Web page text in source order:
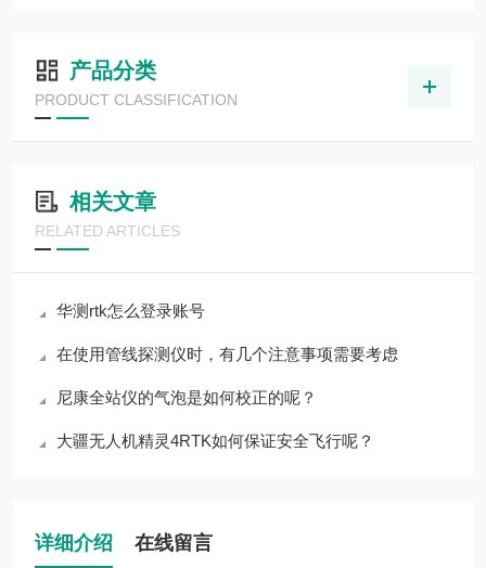
产品分类
PRODUCT CLASSIFICATION
相关文章
RELATED ARTICLES
华测rtk怎么登录账号
在使用管线探测仪时，有几个注意事项需要考虑
尼康全站仪的气泡是如何校正的呢？
大疆无人机精灵4RTK如何保证安全飞行呢？
详细介绍 在线留言